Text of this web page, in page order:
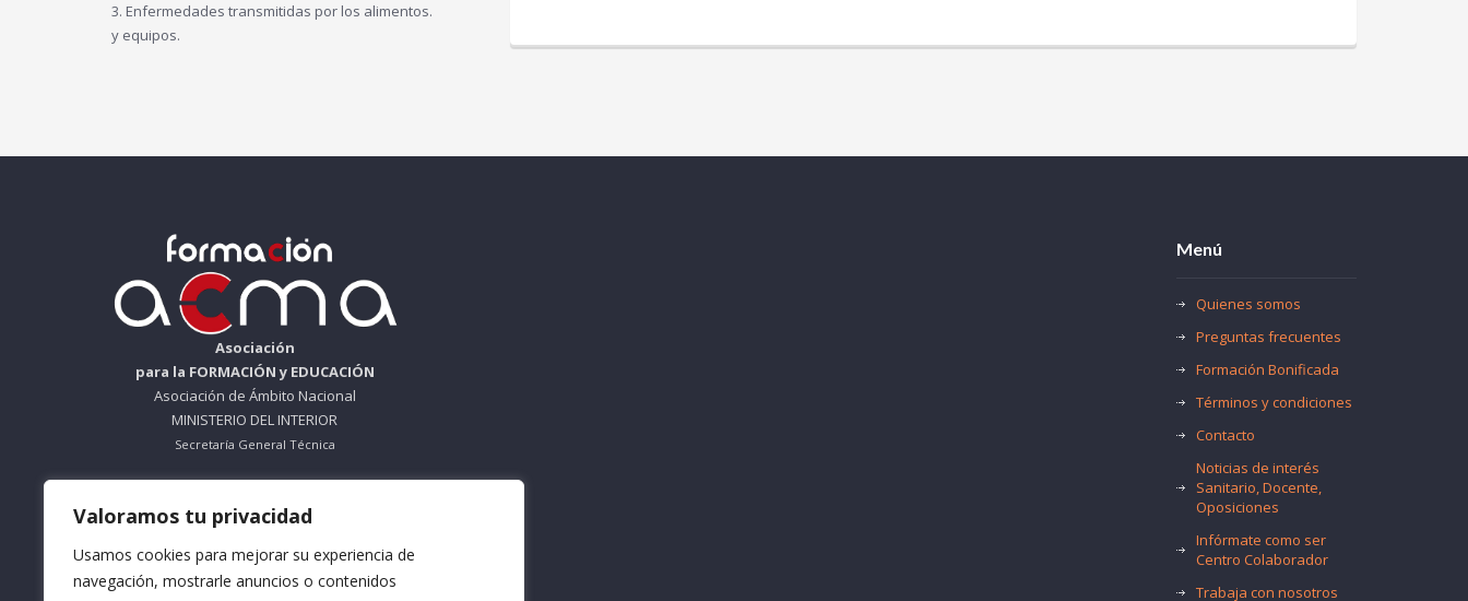
Valoramos tu privacidad
Usamos cookies para mejorar su experiencia de
navegación, mostrarle anuncios o contenidos
3. Enfermedades transmitidas por los alimentos.
y equipos.
Asociación
para la FORMACIÓN y EDUCACIÓN
Asociación de Ámbito Nacional
MINISTERIO DEL INTERIOR
Secretaría General Técnica
Nº Registro 612695
Teléfono: 953 56 83 66
Menú
Quienes somos
Preguntas frecuentes
Formación Bonificada
Términos y condiciones
Contacto
Noticias de interés
Sanitario, Docente,
Oposiciones
Infórmate como ser
Centro Colaborador
Trabaja con nosotros